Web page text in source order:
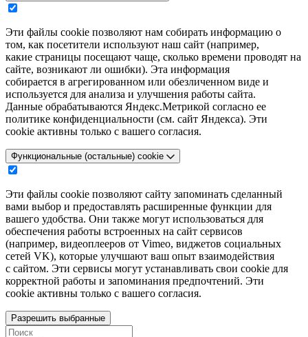
Эти файлы cookie позволяют нам собирать информацию о
том, как посетители используют наш сайт (например,
какие страницы посещают чаще, сколько времени проводят на
сайте, возникают ли ошибки). Эта информация
собирается в агрегированном или обезличенном виде и
используется для анализа и улучшения работы сайта.
Данные обрабатываются Яндекс.Метрикой согласно ее
политике конфиденциальности (см. сайт Яндекса). Эти
cookie активны только с вашего согласия.
Функциональные (остальные) cookie
Эти файлы cookie позволяют сайту запоминать сделанный
вами выбор и предоставлять расширенные функции для
вашего удобства. Они также могут использоваться для
обеспечения работы встроенных на сайт сервисов
(например, видеоплееров от Vimeo, виджетов социальных
сетей VK), которые улучшают ваш опыт взаимодействия
с сайтом. Эти сервисы могут устанавливать свои cookie для
корректной работы и запоминания предпочтений. Эти
cookie активны только с вашего согласия.
Разрешить выбранные